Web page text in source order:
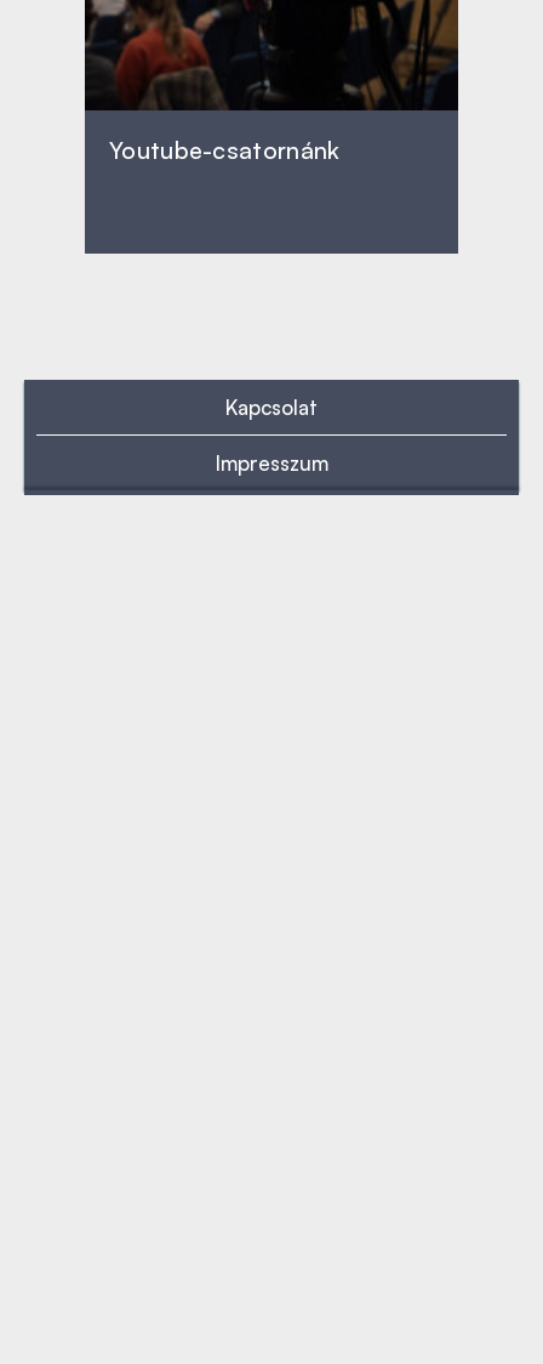
Youtube-csatornánk
Kapcsolat
Impresszum